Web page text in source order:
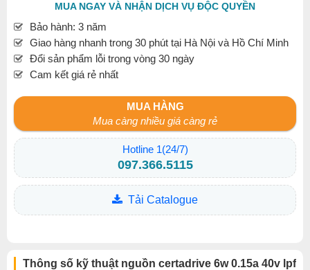
MUA NGAY VÀ NHẬN DỊCH VỤ ĐỘC QUYỀN
Bảo hành: 3 năm
Giao hàng nhanh trong 30 phút tại Hà Nội và Hồ Chí Minh
Đổi sản phẩm lỗi trong vòng 30 ngày
Cam kết giá rẻ nhất
MUA HÀNG
Mua càng nhiều giá càng rẻ
Hotline 1(24/7)
097.366.5115
Tải Catalogue
Thông số kỹ thuật nguồn certadrive 6w 0.15a 40v lpf